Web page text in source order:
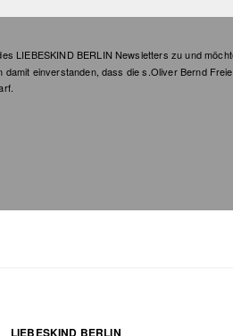
LIEBESKIND BERLIN Newsletters zu und
einverstanden, dass die s.Oliver Bernd
LIEBESKIND BERLIN